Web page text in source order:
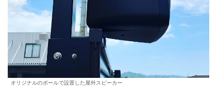
オリジナルのポールで設置した屋外スピーカー